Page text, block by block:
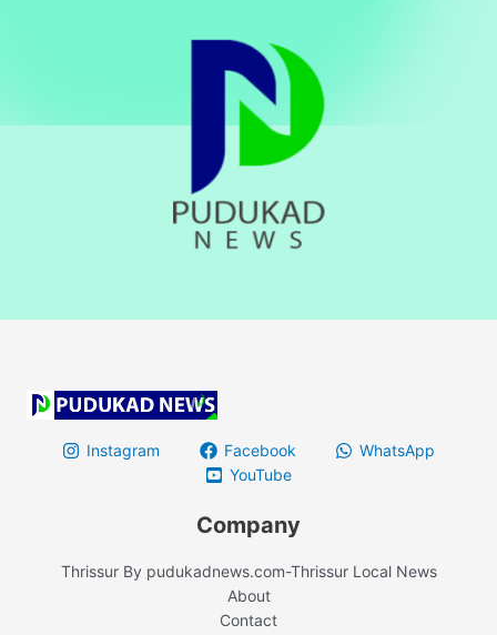
Instagram Facebook
WhatsApp
YouTube
Company
Thrissur By pudukadnews.com-Thrissur Local News
About
Contact